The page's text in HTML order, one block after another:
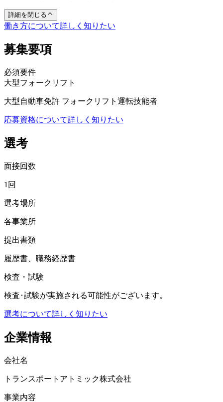
詳細を閉じる
働き方について詳しく知りたい
募集要項
必須要件
大型フォークリフト
大型自動車免許 フォークリフト運転技能者
応募資格について詳しく知りたい
選考
面接回数
1回
選考場所
各事業所
提出書類
履歴書、職務経歴書
検査・試験
検査･試験が実施される可能性がございます。
選考について詳しく知りたい
企業情報
会社名
トランスポートアトミック株式会社
事業内容